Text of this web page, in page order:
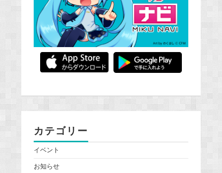
カテゴリー
イベント
お知らせ